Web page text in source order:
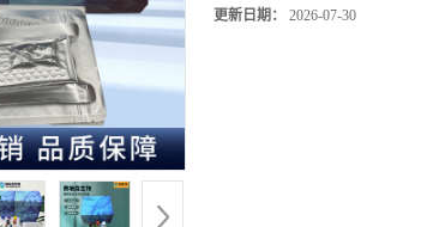
更新日期： 2026-07-30